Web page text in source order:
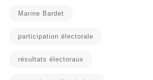
Marine Bardet
participation électorale
résultats électoraux